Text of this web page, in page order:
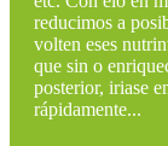
reducimos a
volten eses
que sin o
posterior, iriase
rápidamente...